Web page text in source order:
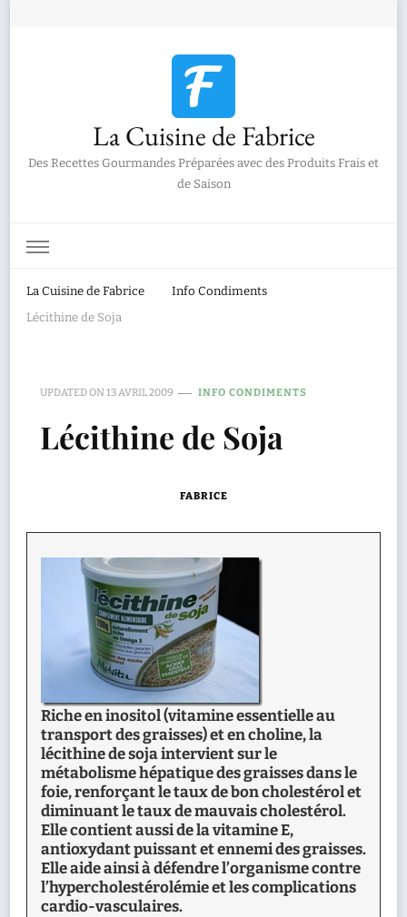
La Cuisine de Fabrice
Des Recettes Gourmandes Préparées avec des Produits Frais et
de Saison
La Cuisine de Fabrice
Info Condiments
Lécithine de Soja
UPDATED ON13 AVRIL 2009 INFO CONDIMENTS
Lécithine de Soja
FABRICE
Riche en inositol (vitamine essentielle au
transport des graisses) et en choline, la
lécithine de soja intervient sur le
métabolisme hépatique des graisses dans le
foie, renforçant le taux de bon cholestérol et
diminuant le taux de mauvais cholestérol.
Elle contient aussi de la vitamine E,
antioxydant puissant et ennemi des graisses.
Elle aide ainsi à défendre l’organisme contre
l’hypercholestérolémie et les complications
cardio-vasculaires.